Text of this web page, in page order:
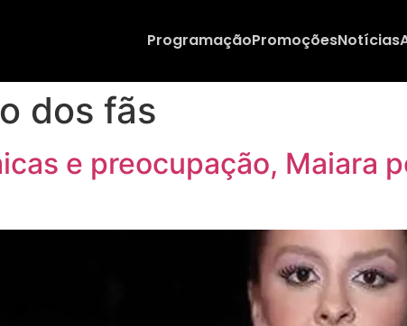
ProgramaçãoPromoçõesNotícias
dos fãs
e preocupação, Maiara